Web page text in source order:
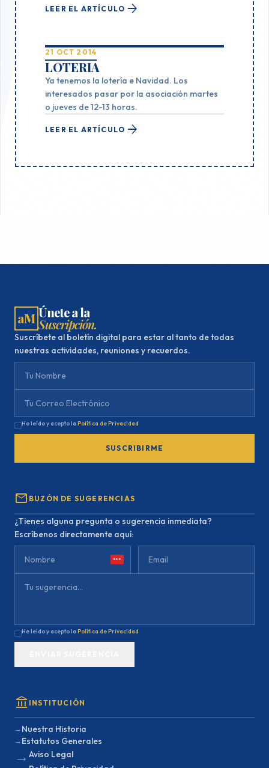
LEER EL ARTÍCULO arrow_forward
21 OCT 2014
LOTERIA
Ya tenemos la lotería e Navidad. Los
interesados pasar por la asociación martes
o jueves de 12-13 horas.
LEER EL ARTÍCULO arrow_forward
aMÚnete a la
Suscripción.
Suscríbete al boletín digital para estar al tanto de todas
nuestras actividades, reuniones y recuerdos.
He leído y acepto la Política de Privacidad
SUSCRIBIRME
mail BUZÓN DE SUGERENCIAS
¿Tienes alguna pregunta o sugerencia inmediata?
Escríbenos directamente aquí:
***
He leído y acepto la Política de Privacidad
account_balance INSTITUCIÓN
→ Nuestra Historia
→ Estatutos Generales
→ Aviso Legal